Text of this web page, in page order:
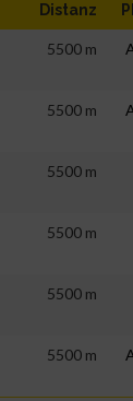
Distanz
5500 m
5500 m
5500 m
5500 m
5500 m
5500 m